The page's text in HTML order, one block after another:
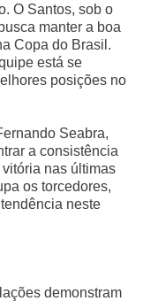
O Santos, sob o
manter a boa
Copa do Brasil.
está se
posições no
Seabra,
a consistência
nas últimas
os torcedores,
neste
demonstram